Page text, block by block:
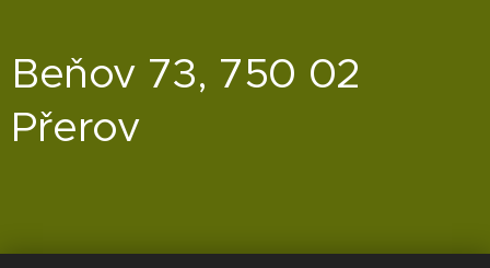
Beňov 73, 750 02
Přerov